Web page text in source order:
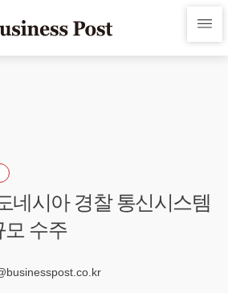
네시아 경찰 통신시스템
모 수주